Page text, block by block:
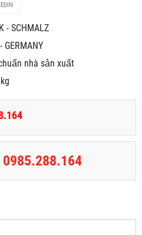
- SCHMALZ
GERMANY
nhà sản xuất
0985.288.164